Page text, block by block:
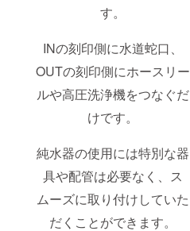
す。
INの刻印側に水道蛇口、
OUTの刻印側にホースリー
ルや高圧洗浄機をつなぐだ
けです。
純水器の使用には特別な器
具や配管は必要なく、ス
ムーズに取り付けしていた
だくことができます。